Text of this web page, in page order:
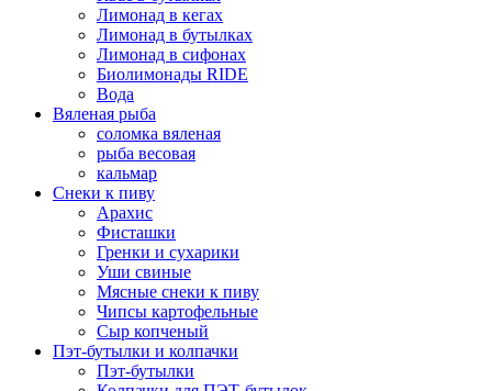
Лимонад в кегах
Лимонад в бутылках
Лимонад в сифонах
Биолимонады RIDE
Вода
Вяленая рыба
соломка вяленая
рыба весовая
кальмар
Снеки к пиву
Арахис
Фисташки
Гренки и сухарики
Уши свиные
Мясные снеки к пиву
Чипсы картофельные
Сыр копченый
Пэт-бутылки и колпачки
Пэт-бутылки